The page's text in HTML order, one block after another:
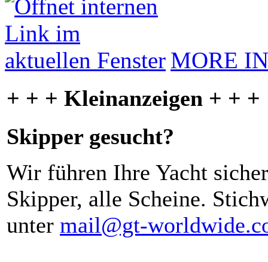
MORE
+ + + Kleinanzeigen + + +
Skipper gesucht?
Wir führen Ihre Yacht
Skipper, alle Scheine.
unter mail@gt-